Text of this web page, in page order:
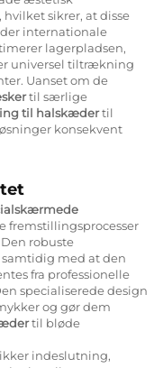
sikrer, at disse
internationale
lagerpladsen,
universel tiltrækning
Uanset om de
til særlige
til halskædertil
konsekvent
fremstillingsprocesser
robuste
med at den
fra professionelle
specialiserede design
og gør dem
til bløde
indeslutning,